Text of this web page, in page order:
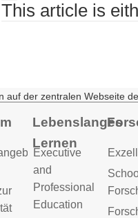
This article is
auf der zentralen Webseite
Lebenslanges
Lernen
Executive
and
Professional
Education